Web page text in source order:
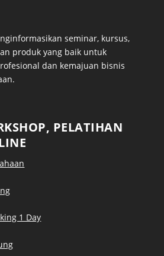
seminar, kursus,
produk yang baik untuk
dan kemajuan bisnis
PELATIHAN
1 Day